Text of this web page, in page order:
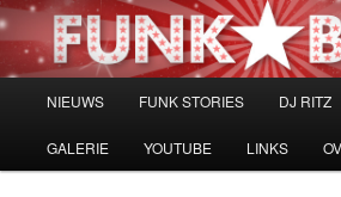
Spring
naar
NIEUWS FUNK STORIES DJ RITZ
GALERIE YOUTUBE LINKS